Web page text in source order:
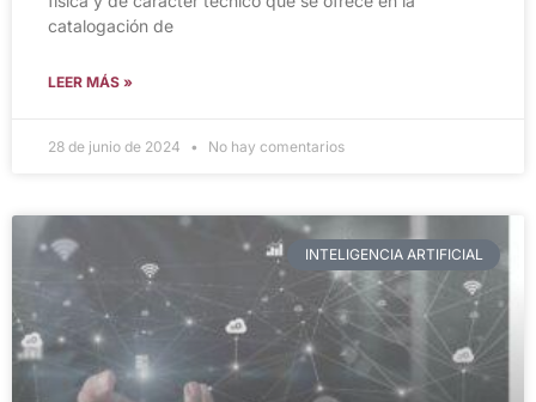
catalogación de
LEER MÁS »
28 de junio de 2024 No hay comentarios
INTELIGENCIA ARTIFICIAL